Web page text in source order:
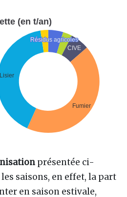
présentée ci-
saisons, en effet, la part
en saison estivale,